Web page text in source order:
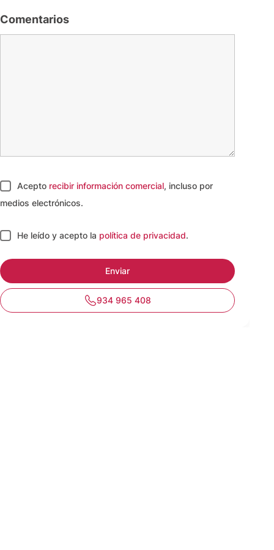
Comentarios
Acepto recibir información comercial, incluso por
medios electrónicos.
He leído y acepto la política de privacidad.
934 965 408